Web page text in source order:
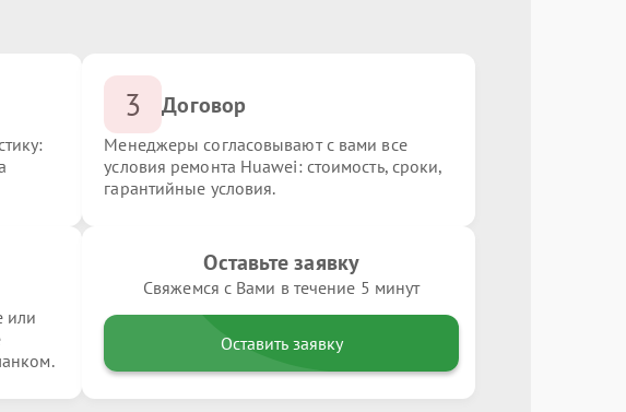
3 Договор
Менеджеры согласовывают с вами все
условия ремонта Huawei: стоимость, сроки,
гарантийные условия.
или
Оставьте заявку
Свяжемся с Вами в течение 5 минут
Оставить заявку